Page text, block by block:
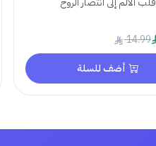
14.99
أضف للسلة